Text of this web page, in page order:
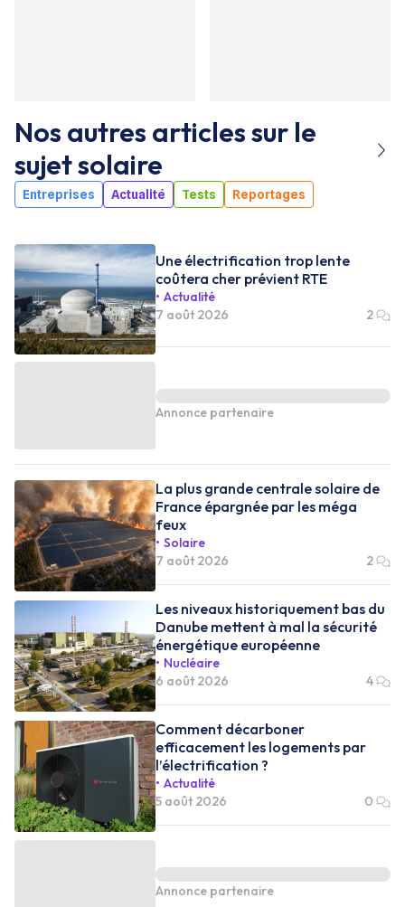
Nos autres articles sur le
sujetsolaire
Entreprises Actualité Tests Reportages
Une électrification trop lente
coûtera cher prévient RTE
Actualité
7 août 2026
2
Annonce partenaire
La plus grande centrale solaire de
France épargnée par les méga
feux
Solaire
7 août 2026
2
Les niveaux historiquement bas du
Danube mettent à mal la sécurité
énergétique européenne
Nucléaire
6 août 2026
4
Comment décarboner
efficacement les logements par
l’électrification ?
Actualité
5 août 2026
0
Annonce partenaire